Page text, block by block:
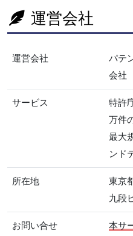
運営会社
運営会社
パテ
会社
サービス
特許
万件
最大
ンド
所在地
東京
九段
お問い合せ
本サ